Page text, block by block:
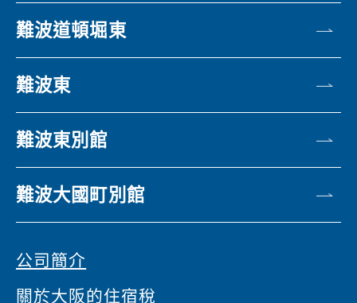
難波道頓堀東
難波東
難波東別館
難波大國町別館
公司簡介
關於大阪的住宿稅